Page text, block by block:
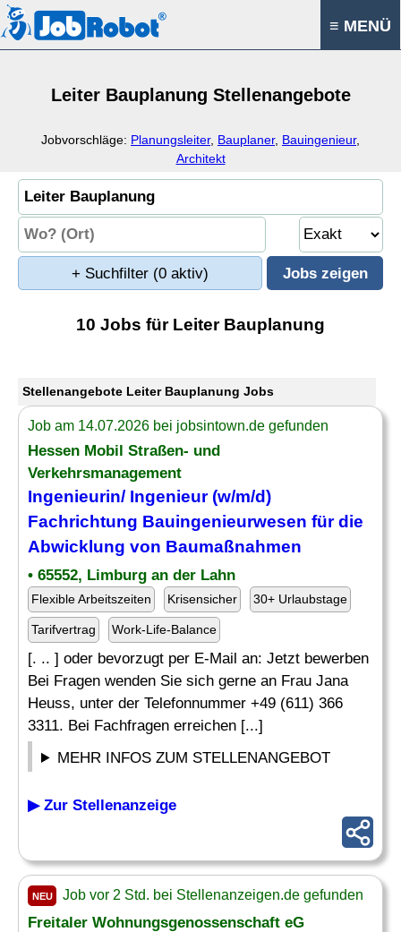
≡ MENÜ
Leiter Bauplanung Stellenangebote
Jobvorschläge: Planungsleiter, Bauplaner, Bauingenieur,
Architekt
+ Suchfilter (0 aktiv)
10 Jobs für Leiter Bauplanung
Stellenangebote Leiter Bauplanung Jobs
Job am 14.07.2026 bei jobsintown.de gefunden
Hessen Mobil Straßen- und
Verkehrsmanagement
Ingenieurin/ Ingenieur (w/m/d)
Fachrichtung Bauingenieurwesen für die
Abwicklung von Baumaßnahmen
• 65552, Limburg an der Lahn
Flexible Arbeitszeiten Krisensicher 30+ Urlaubstage
Tarifvertrag Work-Life-Balance
[. .. ] oder bevorzugt per E-Mail an: Jetzt bewerben
Bei Fragen wenden Sie sich gerne an Frau Jana
Heuss, unter der Telefonnummer +49 (611) 366
3311. Bei Fachfragen erreichen [...]
MEHR INFOS ZUM STELLENANGEBOT
▶ Zur Stellenanzeige
NEU Job vor 2 Std. bei Stellenanzeigen.de gefunden
Freitaler Wohnungsgenossenschaft eG